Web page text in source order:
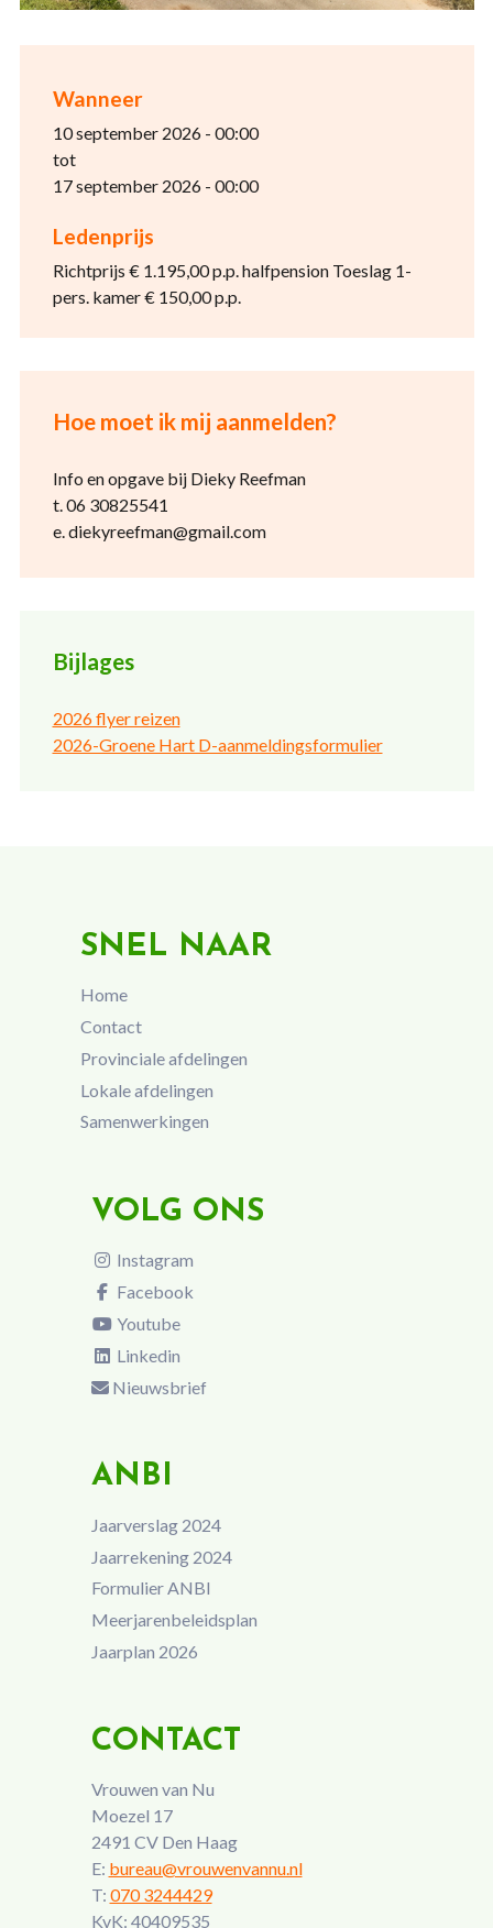
Wanneer
10 september 2026 - 00:00
tot
17 september 2026 - 00:00
Ledenprijs
Richtprijs € 1.195,00 p.p. halfpension Toeslag 1-
pers. kamer € 150,00 p.p.
Hoe moet ik mij aanmelden?
Info en opgave bij Dieky Reefman
t. 06 30825541
e. diekyreefman@gmail.com
Bijlages
2026 flyer reizen
2026-Groene Hart D-aanmeldingsformulier
SNEL NAAR
Home
Contact
Provinciale afdelingen
Lokale afdelingen
Samenwerkingen
VOLG ONS
Instagram
Facebook
Youtube
Linkedin
Nieuwsbrief
ANBI
Jaarverslag 2024
Jaarrekening 2024
Formulier ANBI
Meerjarenbeleidsplan
Jaarplan 2026
CONTACT
Vrouwen van Nu
Moezel 17
2491 CV Den Haag
E: bureau@vrouwenvannu.nl
T: 070 3244429
KvK: 40409535